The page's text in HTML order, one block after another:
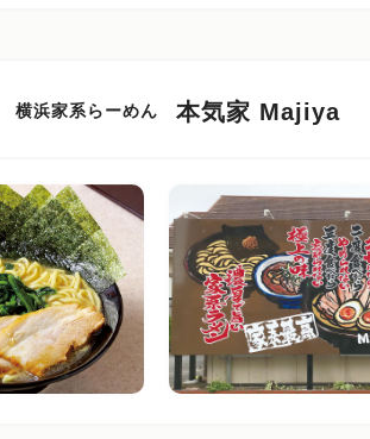
横浜家系らーめん 本気家 Majiya